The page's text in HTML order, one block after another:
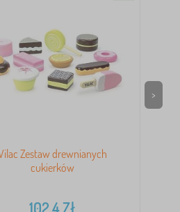
Zestaw drewnianych
cukierków
102,4Zł
>